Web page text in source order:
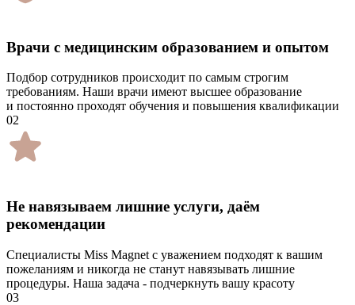
Врачи с медицинским образованием и опытом
Подбор сотрудников происходит по самым строгим
требованиям. Наши врачи имеют высшее образование
и постоянно проходят обучения и повышения квалификации
02
Не навязываем лишние услуги, даём
рекомендации
Специалисты Miss Magnet с уважением подходят к вашим
пожеланиям и никогда не станут навязывать лишние
процедуры. Наша задача - подчеркнуть вашу красоту
03